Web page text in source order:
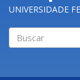
UNIVERSIDADE